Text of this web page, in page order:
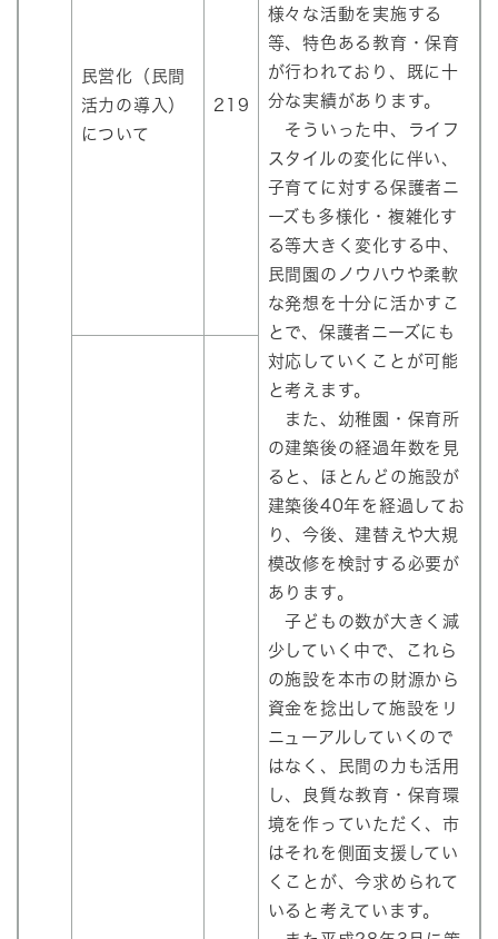
民営化（民間
活力の導入）
について
219
様々な活動を実施する
等、特色ある教育・保育
が行われており、既に十
分な実績があります。
そういった中、ライフ
スタイルの変化に伴い、
子育てに対する保護者ニ
ーズも多様化・複雑化す
る等大きく変化する中、
民間園のノウハウや柔軟
な発想を十分に活かすこ
とで、保護者ニーズにも
対応していくことが可能
と考えます。
また、幼稚園・保育所
の建築後の経過年数を見
ると、ほとんどの施設が
建築後40年を経過してお
り、今後、建替えや大規
模改修を検討する必要が
あります。
子どもの数が大きく減
少していく中で、これら
の施設を本市の財源から
資金を捻出して施設をリ
ニューアルしていくので
はなく、民間の力も活用
し、良質な教育・保育環
境を作っていただく、市
はそれを側面支援してい
くことが、今求められて
いると考えています。